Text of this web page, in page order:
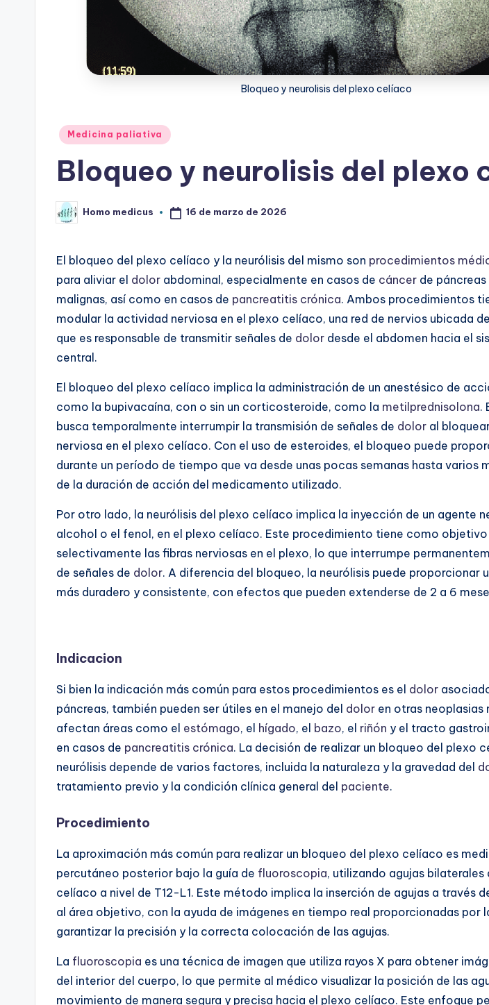
Bloqueo y neurolisis del plexo celíaco
Publicado
Medicina paliativa
Bloqueo y neurolisis del plexo
Publicado
por
Homo medicus 16 de marzo de 2026
El bloqueo del plexo celíaco y la neurólisis del mismo son procedimientos
para aliviar el dolor abdominal, especialmente en casos de cáncer de
malignas, así como en casos de pancreatitis crónica. Ambos procedimientos
modular la actividad nerviosa en el plexo celíaco, una red de nervios ubicada
que es responsable de transmitir señales de dolor desde el abdomen hacia el
central.
El bloqueo del plexo celíaco implica la administración de un anestésico de
como la bupivacaína, con o sin un corticosteroide, como la metilprednisolona.
busca temporalmente interrumpir la transmisión de señales de dolor al
nerviosa en el plexo celíaco. Con el uso de esteroides, el bloqueo puede
durante un período de tiempo que va desde unas pocas semanas hasta varios
de la duración de acción del medicamento utilizado.
Por otro lado, la neurólisis del plexo celíaco implica la inyección de un agente
alcohol o el fenol, en el plexo celíaco. Este procedimiento tiene como
selectivamente las fibras nerviosas en el plexo, lo que interrumpe
de señales de dolor. A diferencia del bloqueo, la neurólisis puede proporcionar
más duradero y consistente, con efectos que pueden extenderse de 2 a 6
Indicacion
Si bien la indicación más común para estos procedimientos es el dolor
páncreas, también pueden ser útiles en el manejo del dolor en otras neoplasias
afectan áreas como el estómago, el hígado, el bazo, el riñón y el tracto
en casos de pancreatitis crónica. La decisión de realizar un bloqueo del plexo
neurólisis depende de varios factores, incluida la naturaleza y la gravedad del
tratamiento previo y la condición clínica general del paciente.
Procedimiento
La aproximación más común para realizar un bloqueo del plexo celíaco es
percutáneo posterior bajo la guía de fluoroscopia, utilizando agujas bilaterales
celíaco a nivel de T12-L1. Este método implica la inserción de agujas a través
al área objetivo, con la ayuda de imágenes en tiempo real proporcionadas por
garantizar la precisión y la correcta colocación de las agujas.
La fluoroscopia es una técnica de imagen que utiliza rayos X para obtener
del interior del cuerpo, lo que permite al médico visualizar la posición de las
movimiento de manera segura y precisa hacia el plexo celíaco. Este enfoque